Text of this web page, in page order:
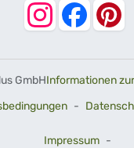
GmbHInformationen
-
Impressum -